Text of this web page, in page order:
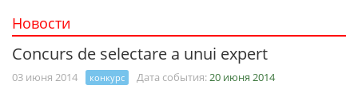
Новости
Concurs de selectare a unui expert
03 июня 2014 конкурс Дата события:20 июня 2014